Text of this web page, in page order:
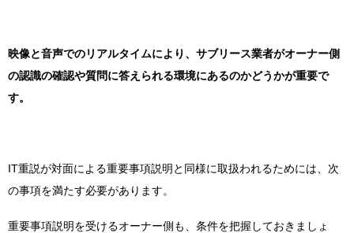
映像と音声でのリアルタイムにより、サブリース業者がオーナー側
の認識の確認や質問に答えられる環境にあるのかどうかが重要で
す。
IT重説が対面による重要事項説明と同様に取扱われるためには、次
の事項を満たす必要があります。
重要事項説明を受けるオーナー側も、条件を把握しておきましょ